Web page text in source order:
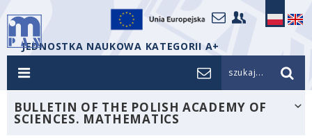
JEDNOSTKA NAUKOWA KATEGORII A+
szukaj...
BULLETIN OF THE POLISH ACADEMY OF
SCIENCES. MATHEMATICS